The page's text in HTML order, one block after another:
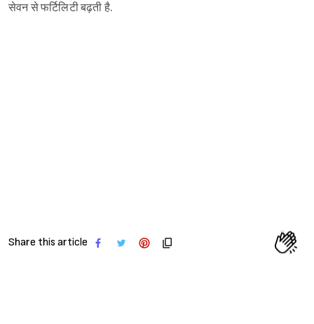
सेवन से फर्टिलिटी बढ़ती है.
Share this article